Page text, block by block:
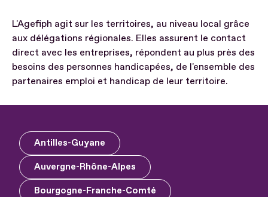
L'Agefiph agit sur les territoires, au niveau local grâce
aux délégations régionales. Elles assurent le contact
direct avec les entreprises, répondent au plus près des
besoins des personnes handicapées, de l'ensemble des
partenaires emploi et handicap de leur territoire.
Antilles-Guyane
Auvergne-Rhône-Alpes
Bourgogne-Franche-Comté